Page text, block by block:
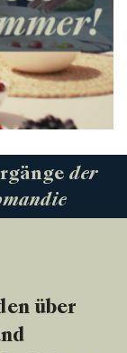
der
über